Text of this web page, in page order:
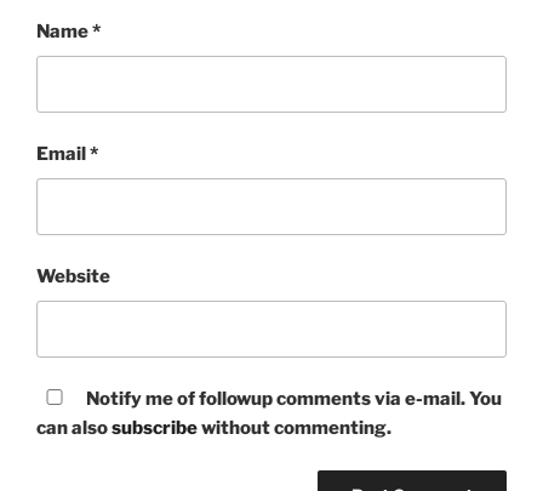
Name*
Email*
Website
Notify me of followup comments via e-mail. You
can alsosubscribewithout commenting.